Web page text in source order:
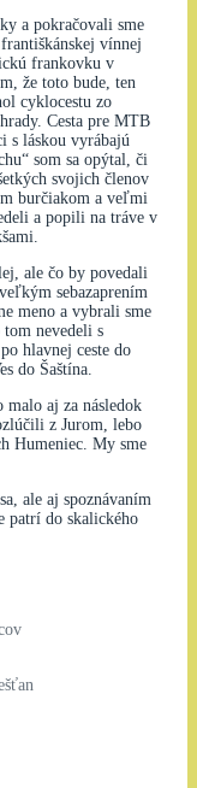
a pokračovali sme
vínnej
frankovku v
že toto bude, ten
cyklocestu zo
Cesta pre MTB
s láskou vyrábajú
som sa opýtal, či
svojich členov
burčiakom a veľmi
a popili na tráve v
ale čo by povedali
sebazaprením
meno a vybrali sme
nevedeli s
hlavnej ceste do
do Šaštína.
malo aj za následok
z Jurom, lebo
Humeniec. My sme
ale aj spoznávaním
patrí do skalického